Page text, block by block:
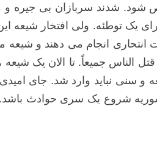
شدند سربازان بی جیره و
یک توطئه. ولی افتخار
انتحاری انجام می دهند و
جمیعاً. تا الان یک شیعه
نباید وارد شد. جای امیدی
شروع یک سری حوادث